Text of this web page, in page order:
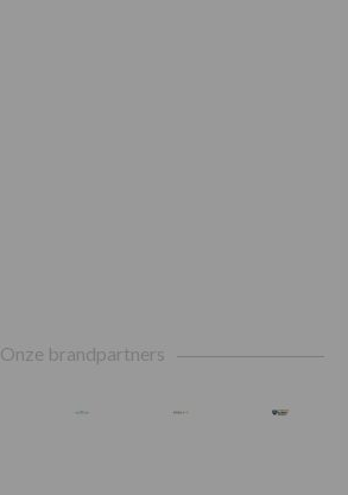
Onze brandpartners